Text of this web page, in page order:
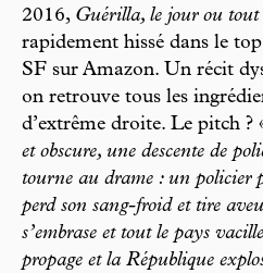
2016, Guérilla, le jour ou tout
rapidement hissé dans le
SF sur Amazon. Un récit
on retrouve tous les
d’extrême droite. Le pitch ?
et obscure, une descente de
tourne au drame : un policier
perd son sang-froid et tire
s’embrase et tout le pays
propage et la République